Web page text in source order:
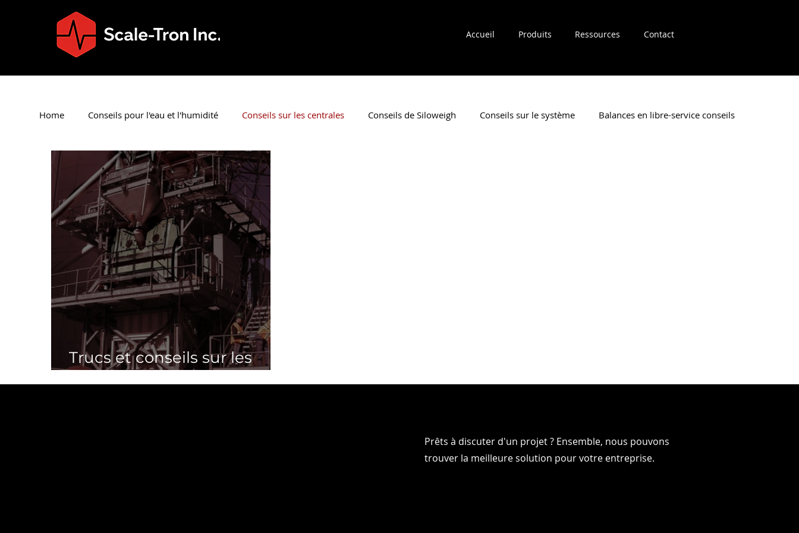
Accueil Produits Ressources Contact
Home Conseils pour l'eau et l'humidité Conseils sur les centrales Conseils de Siloweigh Conseils sur le système Balances en libre-service conseils
Conseils de nettoyage du Conseils sur la manipulation des
Trucs et conseils sur les
centrales à béton
PARLONS-EN
PARLONS-EN
Prêts à discuter d'un projet ? Ensemble, nous pouvons
trouver la meilleure solution pour votre entreprise.